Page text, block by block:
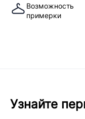
Возможность
примерки
Узнайте